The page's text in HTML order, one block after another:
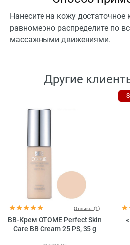
Нанесите на кожу достаточное
равномерно распределите по
массажными движениями.
Другие
Отзывы (1)
BB-Крем OTOME Perfect Skin
Care BB Cream 25 PS, 35 g